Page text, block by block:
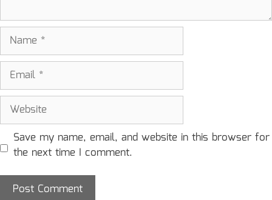
Name
Email
Website
Save my name, email, and website in this browser for
the next time I comment.